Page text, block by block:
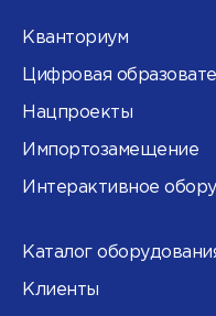
Кванториум
Цифровая
Нацпроекты
Импортозамещение
Интерактивное
Каталог
Клиенты